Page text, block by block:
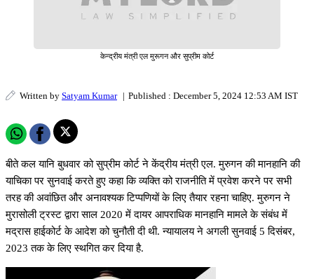
केन्द्रीय मंत्री एल मुरूगन और सुप्रीम कोर्ट
Written by Satyam Kumar | Published : December 5, 2024 12:53 AM IST
बीते कल यानि बुधवार को सुप्रीम कोर्ट ने केंद्रीय मंत्री एल. मुरुगन की मानहानि की
याचिका पर सुनवाई करते हुए कहा कि व्यक्ति को राजनीति में प्रवेश करने पर सभी
तरह की अवांछित और अनावश्यक टिप्पणियों के लिए तैयार रहना चाहिए. मुरुगन ने
मुरासोली ट्रस्ट द्वारा साल 2020 में दायर आपराधिक मानहानि मामले के संबंध में
मद्रास हाईकोर्ट के आदेश को चुनौती दी थी. न्यायालय ने अगली सुनवाई 5 दिसंबर,
2023 तक के लिए स्थगित कर दिया है.